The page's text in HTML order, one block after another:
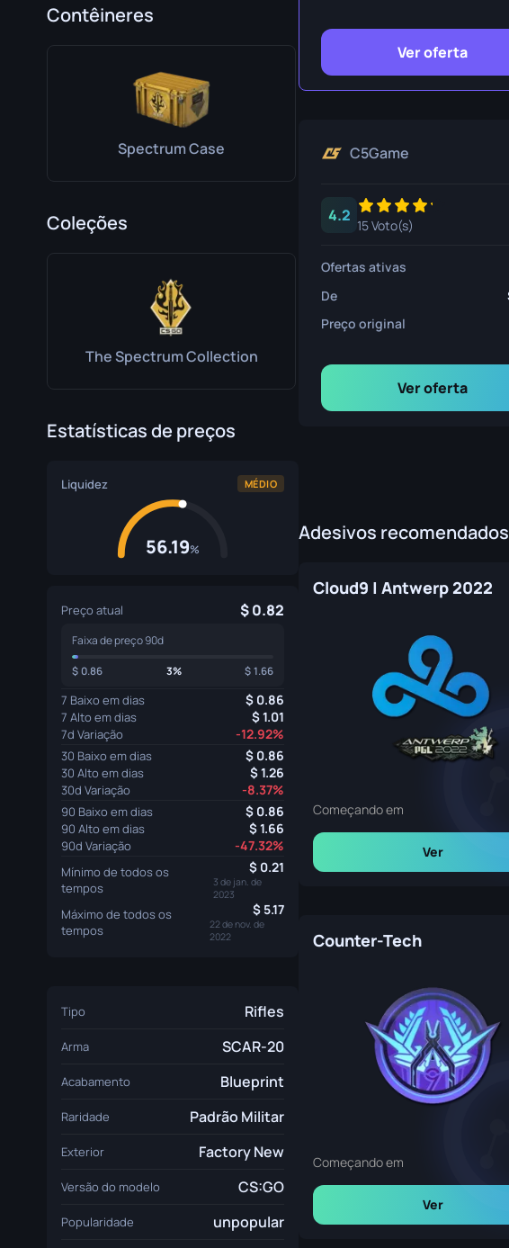
Faca Ursus
Contêineres
Spectrum Case
Coleções
The Spectrum Collection
Estatísticas de preços
Liquidez MÉDIO
56.19%
Preço atual 0.82
Faixa de preço 90d
0.86 3% 1.66
7 Baixo em dias 0.86
7 Alto em dias 1.01
7d Variação -12.92%
30 Baixo em dias 0.86
30 Alto em dias 1.26
30d Variação -8.37%
90 Baixo em dias 0.86
90 Alto em dias 1.66
90d Variação -47.32%
Mínimo de todos os
tempos
0.21
3 de jan. de
2023
Máximo de todos os
tempos
5.17
22 de nov. de
2022
Tipo Rifles
Arma SCAR-20
Acabamento Blueprint
Raridade Padrão Militar
Exterior Factory New
Versão do modelo CS:GO
Popularidade unpopular
Ver oferta
C5Game
4.2
15 Voto(s)
Ofertas ativas
De
Preço original
Ver oferta
Adesivos recomendados
Cloud9 | Antwerp 2022
Começando em
Ver
Counter-Tech
Começando em
Ver